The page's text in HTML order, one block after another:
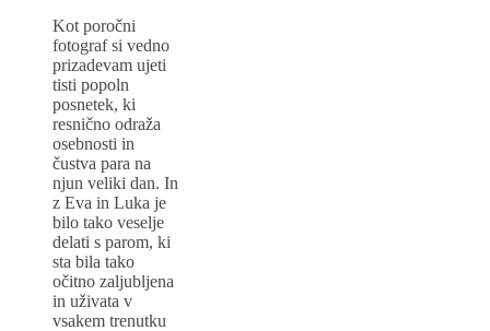
Kot poročni
fotograf si vedno
prizadevam ujeti
tisti popoln
posnetek, ki
resnično odraža
osebnosti in
čustva para na
njun veliki dan. In
z Eva in Luka je
bilo tako veselje
delati s parom, ki
sta bila tako
očitno zaljubljena
in uživata v
vsakem trenutku